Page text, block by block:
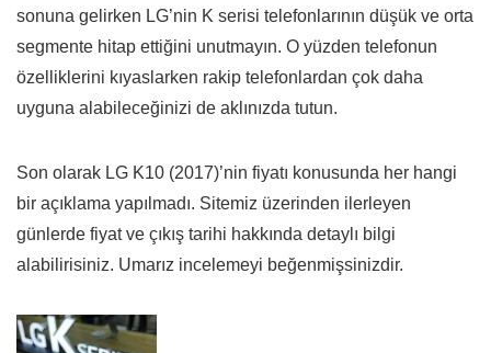
sonuna gelirken LG’nin K serisi telefonlarının düşük ve orta
segmente hitap ettiğini unutmayın. O yüzden telefonun
özelliklerini kıyaslarken rakip telefonlardan çok daha
uyguna alabileceğinizi de aklınızda tutun.
Son olarak LG K10 (2017)’nin fiyatı konusunda her hangi
bir açıklama yapılmadı. Sitemiz üzerinden ilerleyen
günlerde fiyat ve çıkış tarihi hakkında detaylı bilgi
alabilirisiniz. Umarız incelemeyi beğenmişsinizdir.